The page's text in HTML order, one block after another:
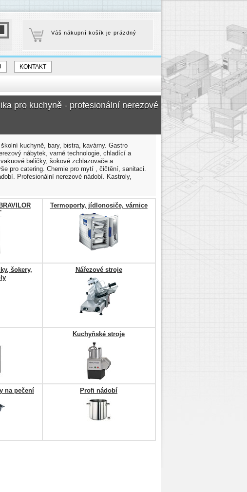
KONTAKT
pro kuchyně - profesionální nerezové
kuchyně, bary, bistra, kavárny. Gastro
nábytek, varné technologie, chladící a
baličky, šokové zchlazovače a
pro catering. Chemie pro mytí , čičtění, sanitaci.
Profesionální nerezové nádobí. Kastroly,
Termoporty, jídlonosiče, várnice
šokery,
Nářezové stroje
Kuchyňské stroje
na pečení Profi nádobí
Váš nákupní košík je prázdný